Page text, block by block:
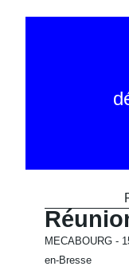
MECABOURG -
en-Bresse